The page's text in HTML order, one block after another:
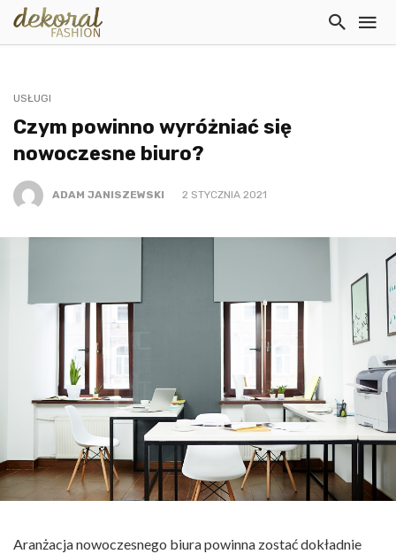
USŁUGI
Czym powinno wyróżniać się
nowoczesne biuro?
ADAM JANISZEWSKI 2 STYCZNIA 2021
Aranżacja nowoczesnego biura powinna zostać dokładnie